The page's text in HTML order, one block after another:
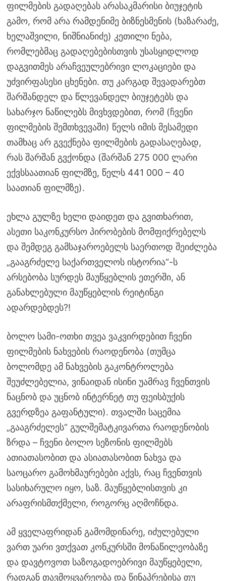
ფილმების გადაღებას არასაკმარისი ბიუჯეტის
გამო, რომ არა რამდენიმე ბიზნესმენის (ხაზარაძე,
ხელაშვილი, ნიშნიანიძე) კეთილი ნება,
რომლებმაც გადაღებებისთვის უსასყიდლოდ
დაგვითმეს არაჩვეულებრივი ლოკაციები და
უძვირფასესი ცხენები. თუ კარგად შევადარებთ
შარშანდელ და წლევანდელ ბიუჯეტებს და
სახარჯო ნაწილებს მივხვდებით, რომ (ჩვენი
ფილმების შემთხვევაში) წელს იმის მესამედი
თამხაც არ გვექნება ფილმების გადასაღებად,
რას შარშან გვქონდა (შარშან 275 000 ლარი
ექვსსაათიან ფილმზე, წელს 441 000 – 40
საათიან ფილმზე).
ეხლა გულზე ხელი დაიდეთ და გვითხარით,
ასეთი საკონკურსო პირობების მომფიქრებელს
და შემდეგ გამსაჯაროებელს საერთოდ შეიძლება
„გააგრძელე საქართველოს ისტორია“-ს
არსებობა სურდეს მაუწყებლის ეთერში, ან
განახლებული მაუწყებლის რეიტინგი
ადარდებდეს?!
ბოლო სამი-ოთხი თვეა ვაკვირდებით ჩვენი
ფილმების ნახვების რაოდენობა (თუმცა
ბოლომდე ამ ნახვების გაკონტროლება
შეუძლებელია, ვინაიდან ისინი უამრავ ჩვენთვის
ნაცნობ და უცნობ ინტერნეტ თუ ფეისბუქის
გვერდზეა გაფანტული). თვალში საცემია
„გააგრძელეს“ გულშემატკივართა რაოდენობის
ზრდა – ჩვენი ბოლო სეზონის ფილმებს
ათიათასობით და ასიათასობით ნახვა და
საოცარო გამოხმაურებები აქვს, რაც ჩვენთვის
სასიხარულო იყო, საზ. მაუწყებლისთვის კი
არაფრისმთქმელი, როგორც აღმოჩნდა.
ამ ყველაფრიდან გამომდინარე, იძულებული
ვართ უარი ვთქვათ კონკურსში მონაწილეობაზე
და დავტოვოთ საზოგადოებრივი მაუწყებელი,
რადგან თავმოყვარეობა და წინაპრებისა თუ